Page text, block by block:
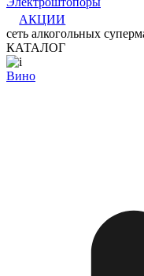
АКЦИИ
сеть алкогольных
КАТАЛОГ
Вино